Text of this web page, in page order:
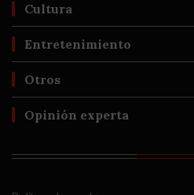
Cultura
Entretenimiento
Otros
Opinión experta